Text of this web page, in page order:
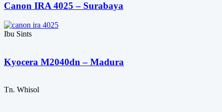
Canon IRA 4025 – Surabaya
Ibu Sints
Kyocera M2040dn – Madura
Tn. Whisol